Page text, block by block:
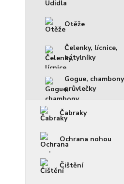
Otěže
Čelenky, lícnice,
nátylníky
Gogue,
průvlečky
Čabraky
Ochrana nohou
Čištění